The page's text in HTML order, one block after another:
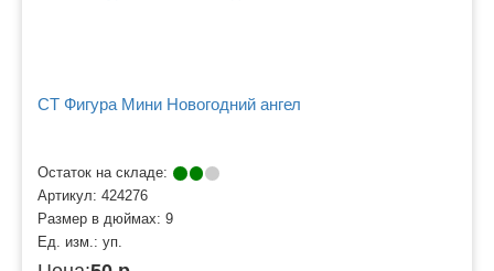
CT Фигура Мини Новогодний ангел
Остаток на складе:
Артикул: 424276
Размер в дюймах: 9
Ед. изм.: уп.